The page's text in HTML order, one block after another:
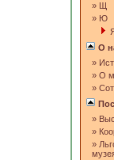
»
» Ю
О
»
» О
»
»
»
»